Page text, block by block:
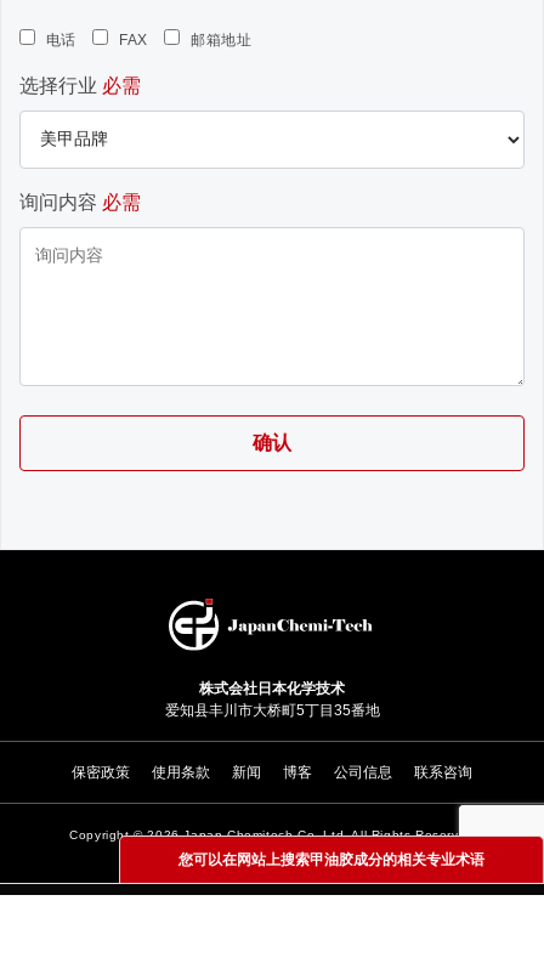
电话 FAX 邮箱地址
选择行业 必需
询问内容 必需
株式会社日本化学技术
爱知县丰川市大桥町5丁目35番地
保密政策 使用条款 新闻 博客 公司信息 联系咨询
Copyright ©2026 Japan Chemitech Co. Ltd. All Rights Reserved
您可以在网站上搜索甲油胶成分的相关专业术语